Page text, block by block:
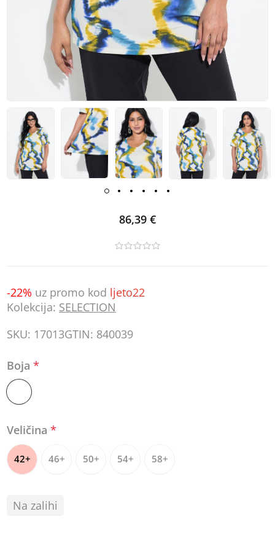
86,39 €
-22% uz promo kod ljeto22
Kolekcija: SELECTION
SKU: 17013GTIN: 840039
Boja*
Veličina*
42+ 46+ 50+ 54+ 58+
Na zalihi